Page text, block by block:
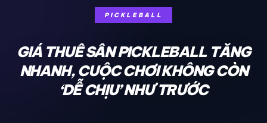
PICKLEBALL
GIÁ THUÊ SÂN PICKLEBALL TĂNG
NHANH, CUỘC CHƠI KHÔNG CÒN
‘DỄ CHỊU’ NHƯ TRƯỚC